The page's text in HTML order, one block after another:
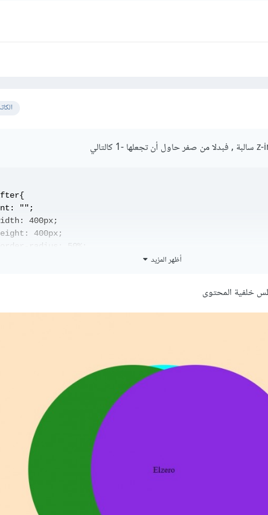
"";
400px;
400px;
radius: 50%;
content: "";
width: 400px;
height: 400px;
background-color: forestgreen;
position: absolute;
top: 0px;
أظهر المزيد
خلفية المحتوى